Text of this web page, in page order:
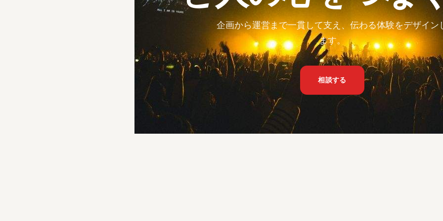
企画から運営まで一貫して支え、伝わる体験をデザイン
ます。
相談する